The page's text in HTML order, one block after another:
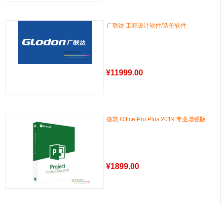
广联达 工程设计软件/造价软件
¥11999.00
微软 Office Pro Plus 2019 专业增强版
¥1899.00